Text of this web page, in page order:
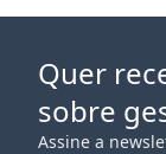
Quer
sobre
Assine a